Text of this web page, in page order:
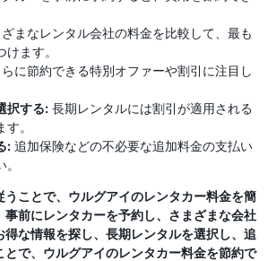
まなレンタル会社の料金を比較して、最も
ます。
らに節約できる特別オファーや割引に注目し
択する: 長期レンタルには割引が適用される
。
: 追加保険などの不必要な追加料金の支払い
うことで、ウルグアイのレンタカー料金を簡
事前にレンタカーを予約し、さまざまな会社
得な情報を探し、長期レンタルを選択し、追
とで、ウルグアイのレンタカー料金を節約で